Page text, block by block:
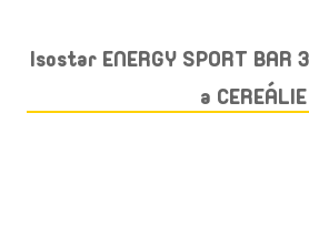
Isostar ENERGY SPORT BAR
a CEREÁLIE